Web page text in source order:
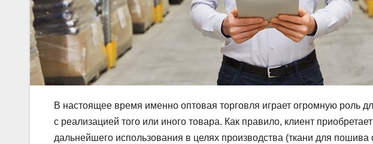
В настоящее время именно оптовая торговля играет огромную роль
с реализацией того или иного товара. Как правило, клиент
дальнейшего использования в целях производства (ткани для